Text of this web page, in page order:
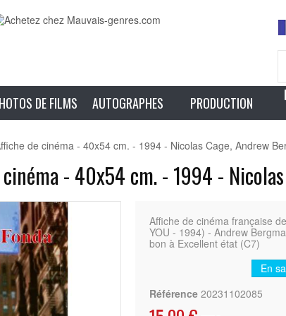
DE FILMS AUTOGRAPHES PRODUCTION
de cinéma - 40x54 cm. - 1994 - Nicolas Cage, Andrew
cinéma - 40x54 cm. - 1994 -
Affiche de cinéma française
YOU - 1994) - Andrew
bon à Excellent état (C7)
En
Référence 20231102085